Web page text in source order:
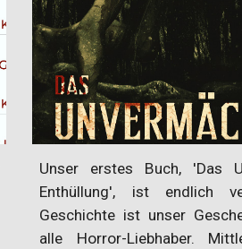
Unser erstes Buch, 'Das
Enthüllung', ist endlich
Geschichte ist unser
alle Horror-Liebhaber.